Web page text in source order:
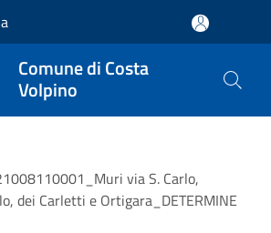
Comune di Costa
Volpino
via S. Carlo,
dei Carletti e Ortigara_DETERMINE